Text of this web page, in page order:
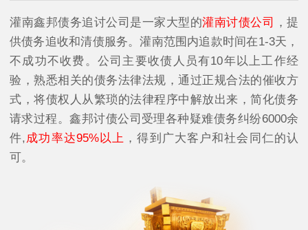
灌南鑫邦债务追讨公司是一家大型的灌南讨债公司
，提
供债务追收和清债服务。灌南范围内追款时间在1-3天，
不成功不收费。公司主要收债人员有10年以上工作经
验，熟悉相关的债务法律法规，通过正规合法的催收方
式，将债权人从繁琐的法律程序中解放出来，简化债务
请求过程。鑫邦讨债公司受理各种疑难债务纠纷6000余
件, 成功率达95%以上 ，得到广大客户和社会同仁的认
可。